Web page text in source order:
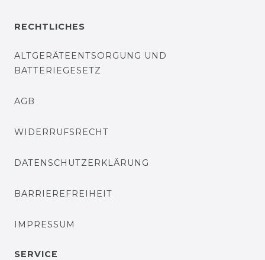
RECHTLICHES
ALTGERÄTEENTSORGUNG UND
BATTERIEGESETZ
AGB
WIDERRUFSRECHT
DATENSCHUTZERKLÄRUNG
BARRIEREFREIHEIT
IMPRESSUM
SERVICE